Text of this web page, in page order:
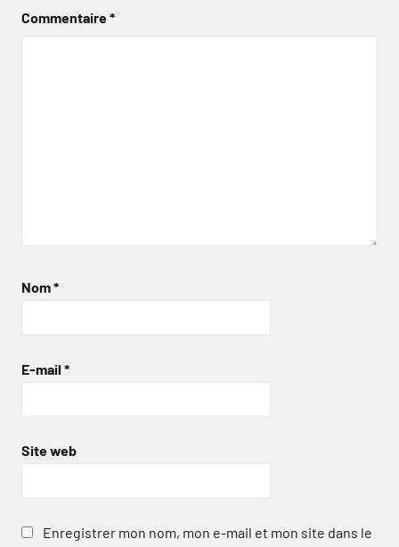
Commentaire*
Nom*
E-mail *
Site web
Enregistrer mon nom, mon e-mail et mon site dans le